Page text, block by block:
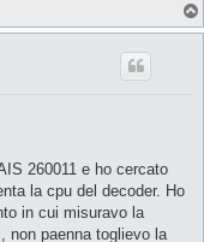
260011 e ho cercato
la cpu del decoder. Ho
in cui misuravo la
non paenna toglievo la